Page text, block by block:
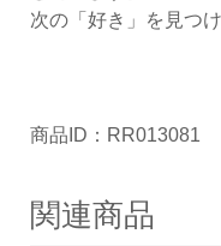
次の「好き」を見つ
商品ID：RR013081
関連商品